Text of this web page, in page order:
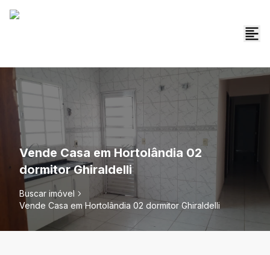
Vende Casa em Hortolândia 02
dormitor Ghiraldelli
Buscar imóvel
Vende Casa em Hortolândia 02 dormitor Ghiraldelli